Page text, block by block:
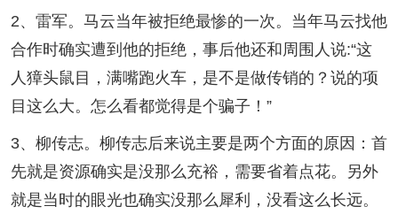
2、雷军。马云当年被拒绝最惨的一次。当年马云找他
合作时确实遭到他的拒绝，事后他还和周围人说:“这
人獐头鼠目，满嘴跑火车，是不是做传销的？说的项
目这么大。怎么看都觉得是个骗子！”
3、柳传志。柳传志后来说主要是两个方面的原因：首
先就是资源确实是没那么充裕，需要省着点花。另外
就是当时的眼光也确实没那么犀利，没看这么长远。